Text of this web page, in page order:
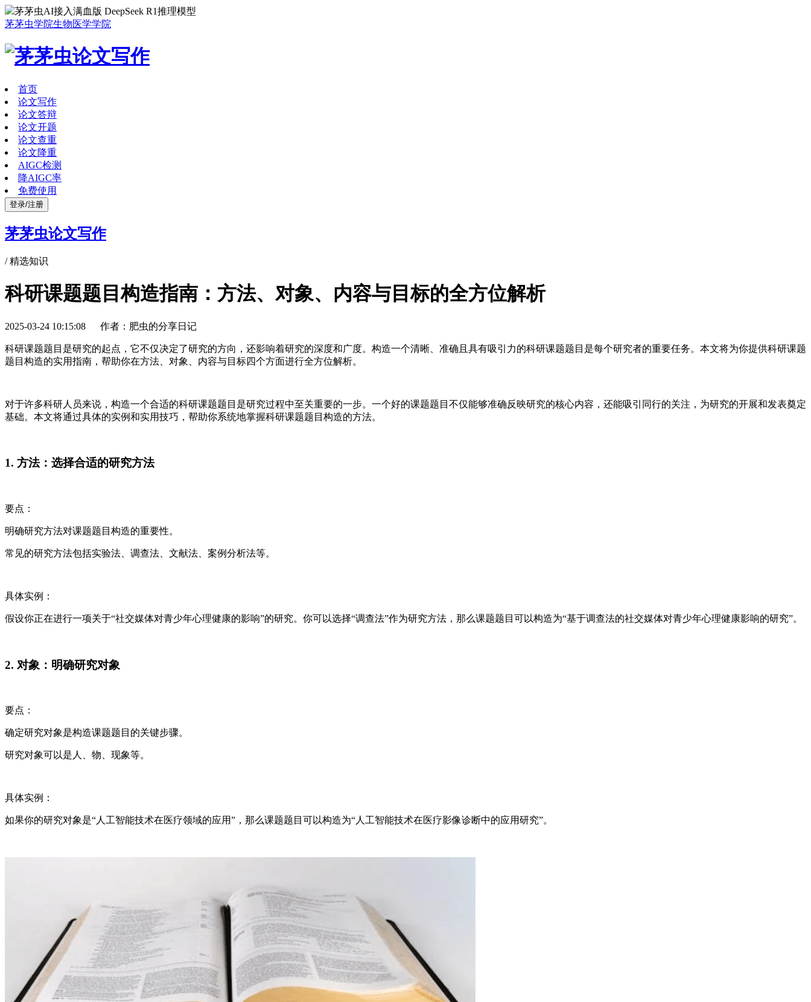
茅茅虫AI接入满血版 DeepSeek R1推理模型
茅茅虫学院生物医学学院
首页
论文写作
论文答辩
论文开题
论文查重
论文降重
AIGC检测
降AIGC率
免费使用
登录/注册
茅茅虫论文写作
/精选知识
科研课题题目构造指南：方法、对象、内容与目标的全方位解析
2025-03-24 10:15:08 作者：肥虫的分享日记
科研课题题目是研究的起点，它不仅决定了研究的方向，还影响着研究的深度和广度。构造一个清晰、准确且具有吸引力的科研课题题目是每个研究者的重要任务。本文将为你提供科研课题
题目构造的实用指南，帮助你在方法、对象、内容与目标四个方面进行全方位解析。
对于许多科研人员来说，构造一个合适的科研课题题目是研究过程中至关重要的一步。一个好的课题题目不仅能够准确反映研究的核心内容，还能吸引同行的关注，为研究的开展和发表奠定
基础。本文将通过具体的实例和实用技巧，帮助你系统地掌握科研课题题目构造的方法。
1. 方法：选择合适的研究方法
要点：
明确研究方法对课题题目构造的重要性。
常见的研究方法包括实验法、调查法、文献法、案例分析法等。
具体实例：
假设你正在进行一项关于“社交媒体对青少年心理健康的影响”的研究。你可以选择“调查法”作为研究方法，那么课题题目可以构造为“基于调查法的社交媒体对青少年心理健康影响的研究”。
2. 对象：明确研究对象
要点：
确定研究对象是构造课题题目的关键步骤。
研究对象可以是人、物、现象等。
具体实例：
如果你的研究对象是“人工智能技术在医疗领域的应用”，那么课题题目可以构造为“人工智能技术在医疗影像诊断中的应用研究”。